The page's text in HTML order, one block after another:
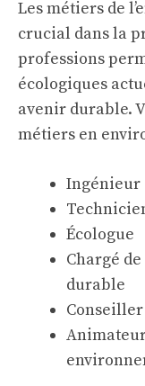
Les métiers de
crucial dans la
professions
écologiques
avenir durable.
métiers en
Ingénieur
Écologue
Chargé
durable